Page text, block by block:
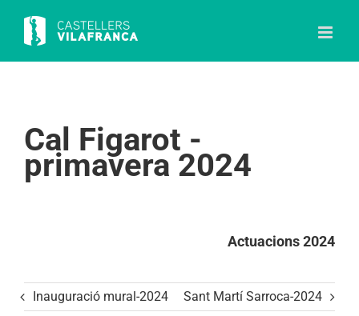
content
Cal Figarot -
primavera 2024
Actuacions 2024
Inauguració mural-2024 Sant Martí Sarroca-2024